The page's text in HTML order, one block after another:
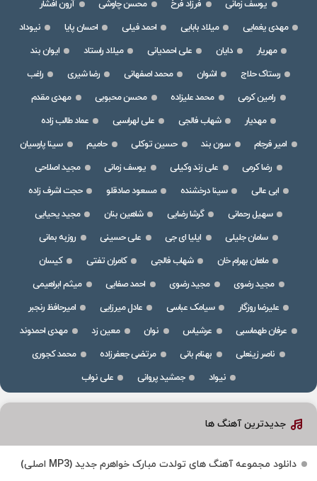
یوسف زمانی فرزاد فرخ محسن چاوشی
آرون افشار
مهدی یغمایی
میلاد بابایی احمد فیلی احسان پایا
نیوداد
مهریار
دایان علی احمدیانی میلاد راستاد
ایوان بند
رستاک حلاج
اشوان محمد اصفهانی رضا شیری
راغب
رامین کرمی
محمد علیزاده محسن محبوبی
مهدی مقدم
مهدیار
شهاب فالجی علی لهراسبی
عماد طالب زاده
امیر فرجام
سون بند حسین توکلی حامیم
سینا پارسیان
رضا کرمی
علی زند وکیلی یوسف زمانی
مجید اصلاحی
ابی عالی
سینا درخشنده مسعود صادقلو
حجت اشرف زاده
سهیل رحمانی
گرشا رضایی شاهین بنان
مجید یحیایی
سامان جلیلی
ایلیا ای جی علی حسینی
روزبه بمانی
ماهان بهرام خان
شهاب فالجی کامران تفتی
کیسان
مجید رضوی
مجید رضوی احمد صفایی
میثم ابراهیمی
علیرضا روزگار
سیامک عباسی عادل میرزایی
امیرحافظ رنجبر
عرفان طهماسبی
عرشیاس نوان معین زد
مهدی احمدوند
ناصر زینعلی
بهنام بانی مرتضی جعفرزاده
محمد کجوری
نیواد
جمشید پروانی علی نواب
جدیدترین آهنگ ها
دانلود مجموعه آهنگ های تولدت مبارک خواهرم جدید (MP3 اصلی)